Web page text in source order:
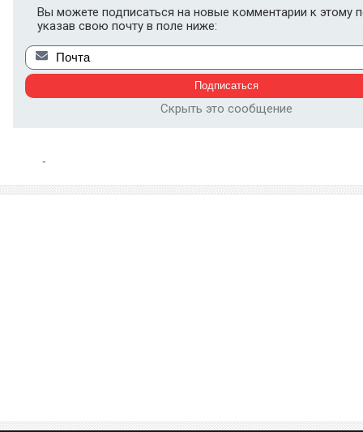
Вы можете подписаться на новые комментарии к этому
указав свою почту в поле ниже:
Скрыть это сообщение